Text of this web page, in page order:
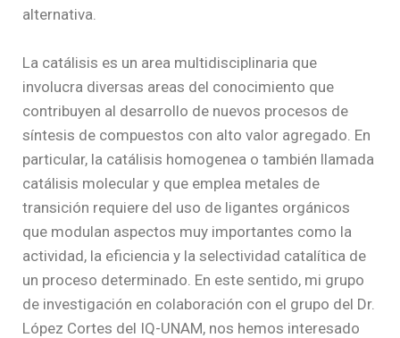
alternativa.
La catálisis es un area multidisciplinaria que
involucra diversas areas del conocimiento que
contribuyen al desarrollo de nuevos procesos de
síntesis de compuestos con alto valor agregado. En
particular, la catálisis homogenea o también llamada
catálisis molecular y que emplea metales de
transición requiere del uso de ligantes orgánicos
que modulan aspectos muy importantes como la
actividad, la eficiencia y la selectividad catalítica de
un proceso determinado. En este sentido, mi grupo
de investigación en colaboración con el grupo del Dr.
López Cortes del IQ-UNAM, nos hemos interesado